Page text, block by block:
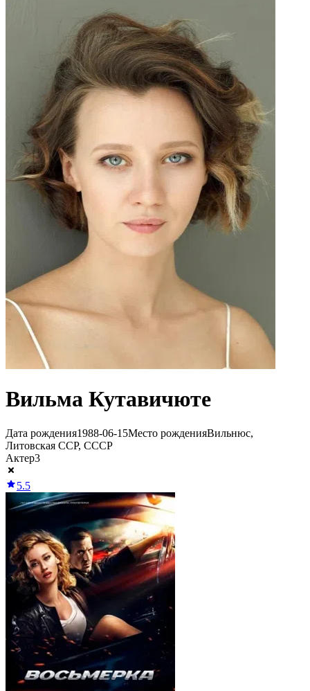
Вильма Кутавичюте
Дата рождения1988-06-15Место рожденияВильнюс,
Литовская ССР, СССР
Актер3
5.5